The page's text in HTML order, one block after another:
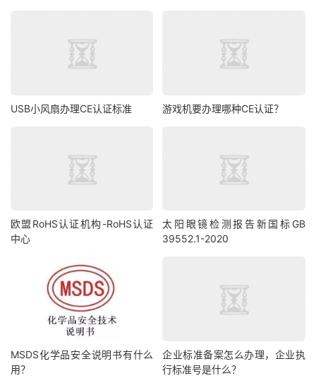
USB小风扇办理CE认证标准 游戏机要办理哪种CE认证？
欧盟RoHS认证机构-RoHS认证
中心
太阳眼镜检测报告新国标GB
39552.1-2020
MSDS化学品安全说明书有什么
用？
企业标准备案怎么办理，企业执
行标准号是什么？